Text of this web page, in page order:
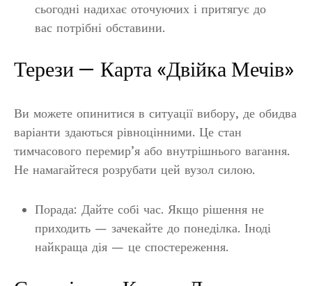
сьогодні надихає оточуючих і притягує до
вас потрібні обставини.
Терези — Карта «Двійка Мечів»
Ви можете опинитися в ситуації вибору, де обидва
варіанти здаються рівноцінними. Це стан
тимчасового перемир’я або внутрішнього вагання.
Не намагайтеся розрубати цей вузол силою.
Порада: Дайте собі час. Якщо рішення не
приходить — зачекайте до понеділка. Іноді
найкраща дія — це спостереження.